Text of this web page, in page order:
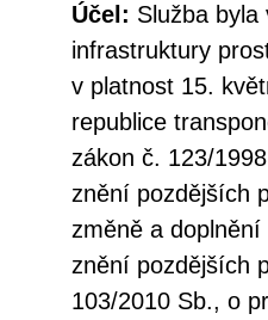
Účel: Služba
infrastruktury
v platnost 15.
republice
zákon č. 123/
znění pozdějších
změně a
znění pozdějších
103/2010 Sb., o